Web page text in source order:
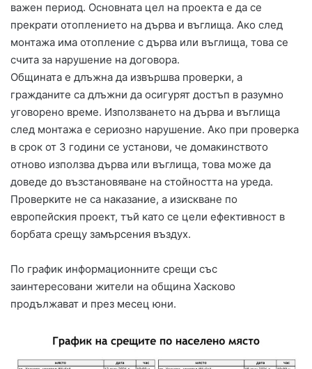
важен период. Основната цел на проекта е да се
прекрати отоплението на дърва и въглища. Ако след
монтажа има отопление с дърва или въглища, това се
счита за нарушение на договора.
Общината е длъжна да извършва проверки, а
гражданите са длъжни да осигурят достъп в разумно
уговорено време. Използването на дърва и въглища
след монтажа е сериозно нарушение. Ако при проверка
в срок от 3 години се установи, че домакинството
отново използва дърва или въглища, това може да
доведе до възстановяване на стойността на уреда.
Проверките не са наказание, а изискване по
европейския проект, тъй като се цели ефективност в
борбата срещу замърсения въздух.
По график информационните срещи със
заинтересовани жители на община Хасково
продължават и през месец юни.